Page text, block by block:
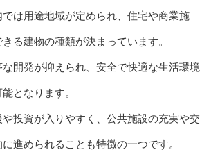
では用途地域が定められ、住宅や商業施
る建物の種類が決まっています。
開発が抑えられ、安全で快適な生活環境
となります。
投資が入りやすく、公共施設の充実や交
進められることも特徴の一つです。